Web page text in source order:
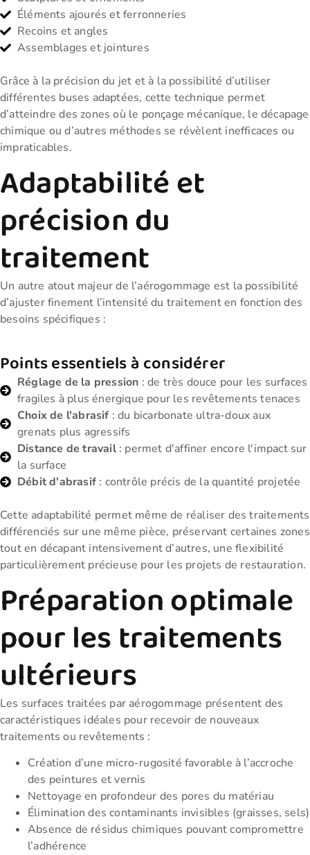
Éléments ajourés et ferronneries
Recoins et angles
Assemblages et jointures
Grâce à la précision du jet et à la possibilité d’utiliser
différentes buses adaptées, cette technique permet
d’atteindre des zones où le ponçage mécanique, le décapage
chimique ou d’autres méthodes se révèlent inefficaces ou
impraticables.
Adaptabilité et
précision du
traitement
Un autre atout majeur de l’aérogommage est la possibilité
d’ajuster finement l’intensité du traitement en fonction des
besoins spécifiques :
Points essentiels à considérer
Réglage de la pression : de très douce pour les surfaces
fragiles à plus énergique pour les revêtements tenaces
Choix de l'abrasif : du bicarbonate ultra-doux aux
grenats plus agressifs
Distance de travail: permet d'affiner encore l'impact sur
la surface
Débit d'abrasif : contrôle précis de la quantité projetée
Cette adaptabilité permet même de réaliser des traitements
différenciés sur une même pièce, préservant certaines zones
tout en décapant intensivement d’autres, une flexibilité
particulièrement précieuse pour les projets de restauration.
Préparation optimale
pour les traitements
ultérieurs
Les surfaces traitées par aérogommage présentent des
caractéristiques idéales pour recevoir de nouveaux
traitements ou revêtements :
Création d’une micro-rugosité favorable à l’accroche
des peintures et vernis
Nettoyage en profondeur des pores du matériau
Élimination des contaminants invisibles (graisses, sels)
Absence de résidus chimiques pouvant compromettre
l’adhérence